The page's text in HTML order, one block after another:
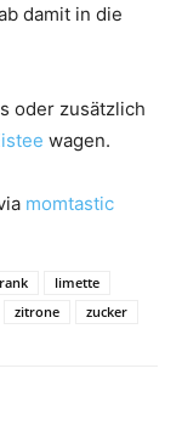
damit in die
oder zusätzlich
wagen.
momtastic
limette
zitrone zucker